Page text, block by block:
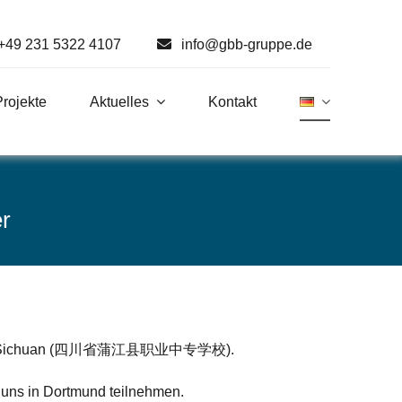
231 5322 4107 info@gbb-gruppe.de
Aktuelles Kontakt
(四川省蒲江县职业中专学校).
in Dortmund teilnehmen.